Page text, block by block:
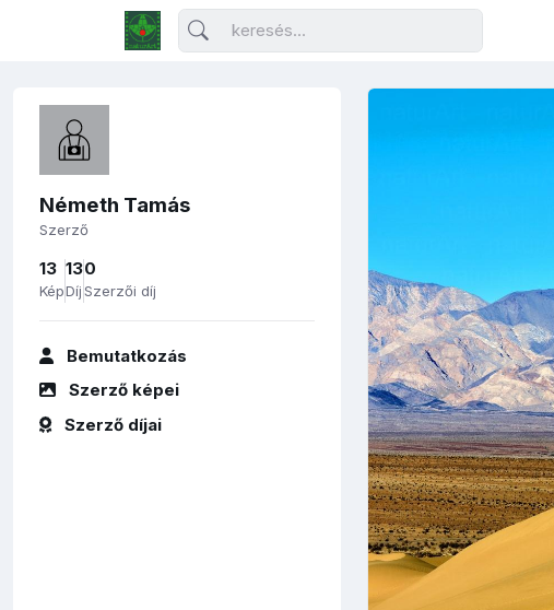
Németh Tamás
Szerző
13
Kép
13
Díj
0
Szerzői díj
Bemutatkozás
Szerző képei
Szerző díjai